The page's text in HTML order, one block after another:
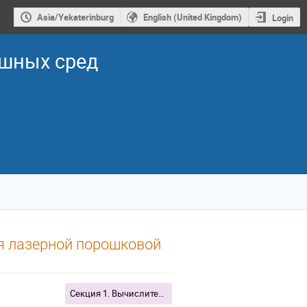
Asia/Yekaterinburg English (United Kingdom) Login
сред
лазерной порошковой
Секция 1. Вычислительная механика сплошных сред